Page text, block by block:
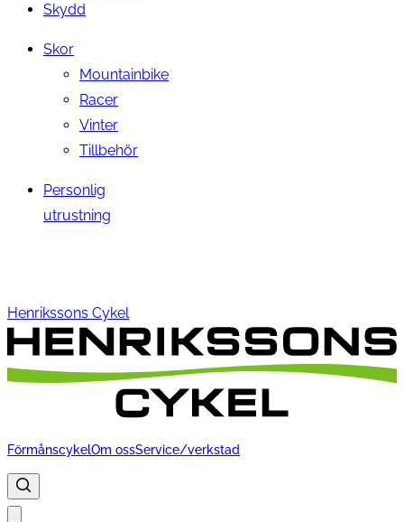
Skydd
Skor
Mountainbike
Racer
Vinter
Tillbehör
Personlig
utrustning
Henrikssons Cykel
FörmånscykelOm ossService/verkstad